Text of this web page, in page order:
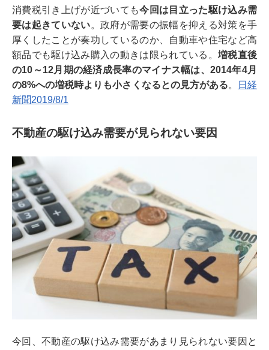
消費税引き上げが近づいても今回は目立った駆け込み需
要は起きていない 。政府が需要の振幅を抑える対策を手
厚くしたことが奏功しているのか、自動車や住宅など高
額品でも駆け込み購入の動きは限られている。 増税直後
の10～12月期の経済成長率のマイナス幅は、2014年4月
の8%への増税時よりも小さくなるとの見方がある
日経
新聞2019/8/1
不動産の駆け込み需要が見られない要因
今回、不動産の駆け込み需要があまり見られない要因と